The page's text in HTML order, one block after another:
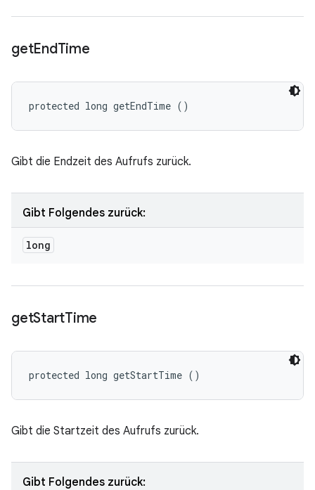
getEndTime
protected long getEndTime ()
Gibt die Endzeit des Aufrufs zurück.
Gibt Folgendes zurück:
long
getStartTime
protected long getStartTime ()
Gibt die Startzeit des Aufrufs zurück.
Gibt Folgendes zurück: